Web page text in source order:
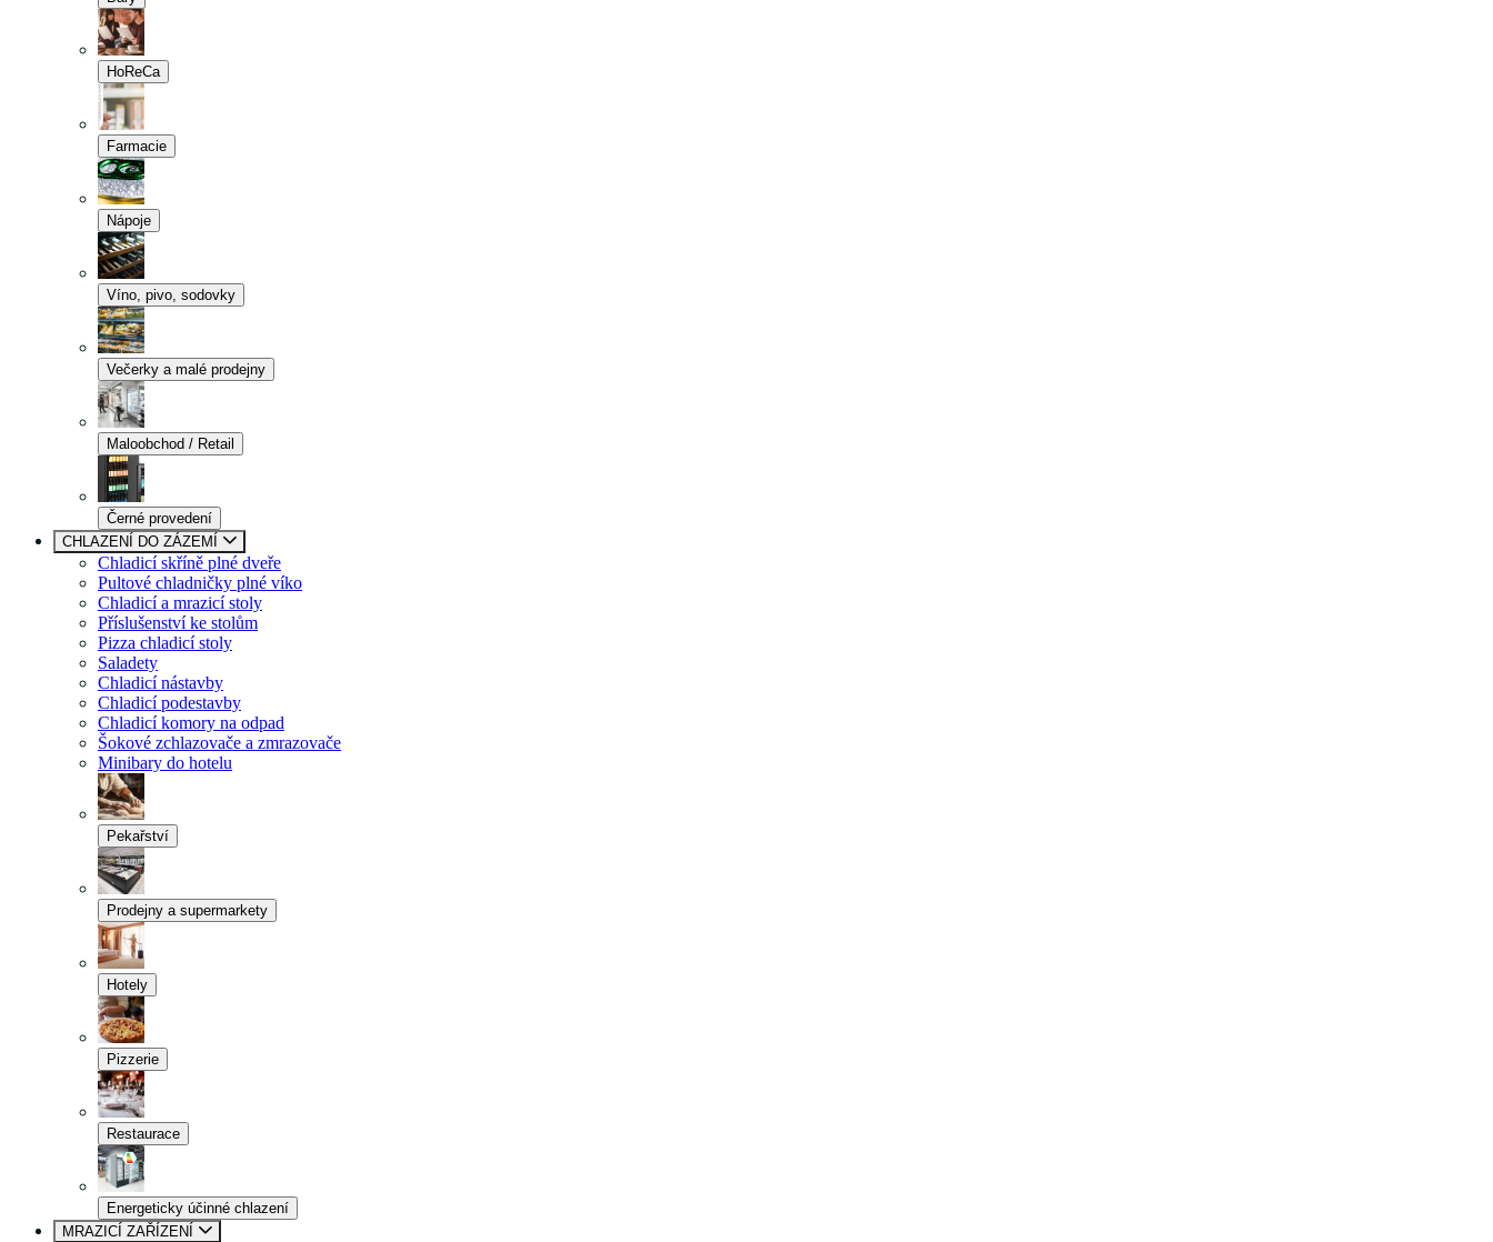
HoReCa
Farmacie
Nápoje
Víno, pivo, sodovky
Večerky a malé prodejny
Maloobchod / Retail
Černé provedení
CHLAZENÍ DO ZÁZEMÍ
Chladicí skříně plné dveře
Pultové chladničky plné víko
Chladicí a mrazicí stoly
Příslušenství ke stolům
Pizza chladicí stoly
Saladety
Chladicí nástavby
Chladicí podestavby
Chladicí komory na odpad
Šokové zchlazovače a zmrazovače
Minibary do hotelu
Pekařství
Prodejny a supermarkety
Hotely
Pizzerie
Restaurace
Energeticky účinné chlazení
MRAZICÍ ZAŘÍZENÍ